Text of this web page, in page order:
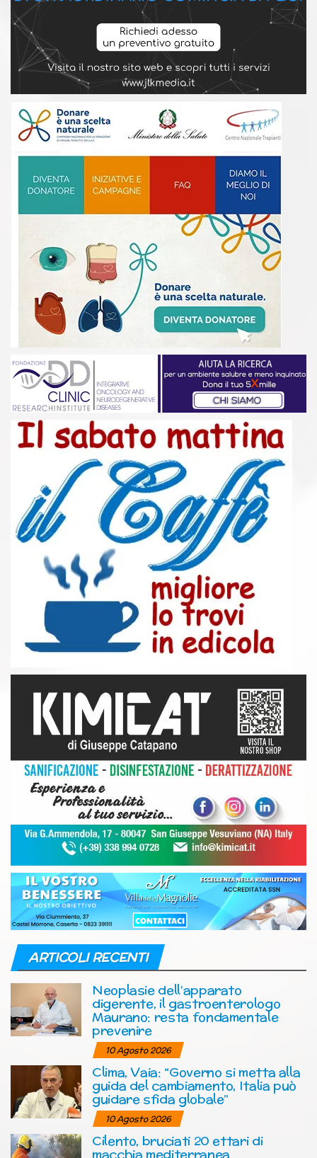
ARTICOLI RECENTI
Neoplasie dell’apparato
digerente, il gastroenterologo
Maurano: resta fondamentale
prevenire
10 Agosto 2026
Clima, Vaia: “Governo si metta alla
guida del cambiamento, Italia può
guidare sfida globale”
10 Agosto 2026
Cilento, bruciati 20 ettari di
macchia mediterranea